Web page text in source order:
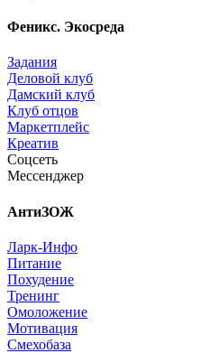
Феникс. Экосреда
Задания
Деловой клуб
Дамский клуб
Клуб отцов
Маркетплейс
Креатив
Соцсеть
Мессенджер
АнтиЗОЖ
Ларк-Инфо
Питание
Похудение
Тренинг
Омоложение
Мотивация
Смехобаза